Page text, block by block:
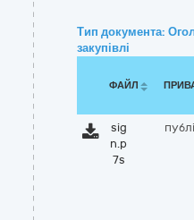
Тип документа:
закупівлі
ФАЙЛ
sig
n.p
7s